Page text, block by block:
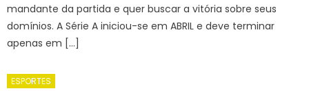
mandante da partida e quer buscar a vitória sobre seus
domínios. A Série A iniciou-se em ABRIL e deve terminar
apenas em […]
ESPORTES